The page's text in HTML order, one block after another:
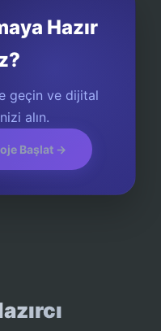
Hazır
geçin ve dijital
alın.
Başlat →